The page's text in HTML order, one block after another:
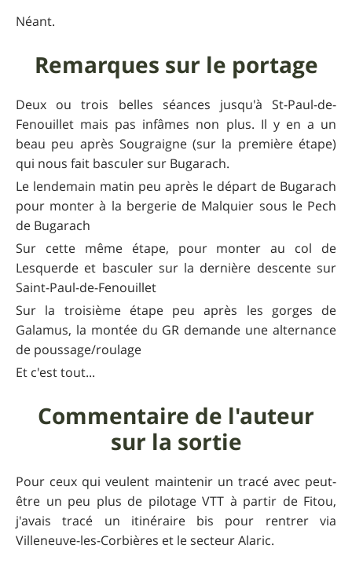
Néant.
Remarques sur le portage
Deux ou trois belles séances jusqu'à St-Paul-de-
Fenouillet mais pas infâmes non plus. Il y en a un
beau peu après Sougraigne (sur la première étape)
qui nous fait basculer sur Bugarach.
Le lendemain matin peu après le départ de Bugarach
pour monter à la bergerie de Malquier sous le Pech
de Bugarach
Sur cette même étape, pour monter au col de
Lesquerde et basculer sur la dernière descente sur
Saint-Paul-de-Fenouillet
Sur la troisième étape peu après les gorges de
Galamus, la montée du GR demande une alternance
de poussage/roulage
Et c'est tout...
Commentaire de l'auteur
sur la sortie
Pour ceux qui veulent maintenir un tracé avec peut-
être un peu plus de pilotage VTT à partir de Fitou,
j'avais tracé un itinéraire bis pour rentrer via
Villeneuve-les-Corbières et le secteur Alaric.